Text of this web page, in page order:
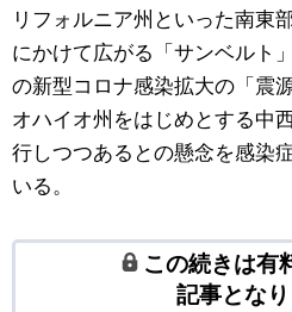
リフォルニア州といった南東
にかけて広がる「サンベルト
の新型コロナ感染拡大の「震
オハイオ州をはじめとする中
行しつつあるとの懸念を感染
いる。
この続きは有
記事となり